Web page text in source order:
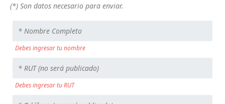
(*) Son datos necesario para enviar.
Debes ingresar tu nombre
Debes ingresar tu RUT